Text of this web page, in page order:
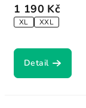
1 190 Kč
XL XXL
Detail